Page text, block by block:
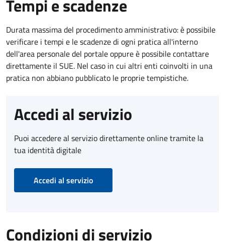
Tempi e scadenze
Durata massima del procedimento amministrativo: è possibile
verificare i tempi e le scadenze di ogni pratica all'interno
dell'area personale del portale oppure è possibile contattare
direttamente il SUE. Nel caso in cui altri enti coinvolti in una
pratica non abbiano pubblicato le proprie tempistiche.
Accedi al servizio
Puoi accedere al servizio direttamente online tramite la
tua identità digitale
Accedi al servizio
Condizioni di servizio